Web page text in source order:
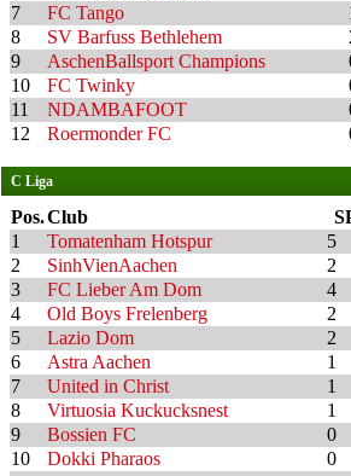
7
FC Tango
8
SV Barfuss Bethlehem
9
AschenBallsport Champions
10
FC Twinky
11
NDAMBAFOOT
12
Roermonder FC
C Liga
Pos.Club
1
Tomatenham Hotspur 5
2
SinhVienAachen 2
3
FC Lieber Am Dom 4
4
Old Boys Frelenberg 2
5
Lazio Dom 2
6
Astra Aachen 1
7
United in Christ 1
8
Virtuosia Kuckucksnest 1
9
Bossien FC 0
10
Dokki Pharaos 0